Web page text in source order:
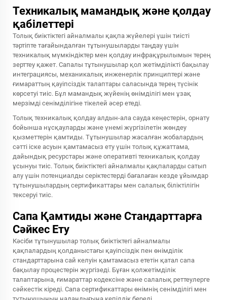
Техникалық мамандық және қолдау
қабілеттері
Толық биіктіктегі айналмалы қақпа жүйелері үшін тиісті
тәртіпте тағайындалған тұтынушыларды таңдау үшін
техникалық мүмкіндіктер мен қолдау инфрақұрылымын терең
зерттеу қажет. Сапалы тұтынушылар қол жетімділікті бақылау
интеграциясы, механикалық инженерлік принциптері және
ғимараттың қауіпсіздік талаптары саласында терең түсінік
көрсетуі тиіс. Бұл мамандық жүйенің өнімділігі мен ұзақ
мерзімді сенімділігіне тікелей әсер етеді.
Толық техникалық қолдау алдын-ала сауда кеңестерін, орнату
бойынша нұсқауларды және үнемі жүргізілетін жөндеу
қызметтерін қамтиды. Тұтынушылар жасалған жобалардың
сәтті іске асуын қамтамасыз ету үшін толық құжаттама,
дайындық ресурстары және оперативті техникалық қолдау
ұсынуы тиіс. Толық биіктіктегі айналмалы қақпаларды сатып
алу үшін потенциалды серіктестерді бағалаған кезде ұйымдар
тұтынушылардың сертификаттары мен салалық біліктілігін
тексеруі тиіс.
Сапа Қамтиды және Стандарттарға
Сәйкес Ету
Кәсіби тұтынушылар толық биіктіктегі айналмалы
қақпалардың қолданыстағы қауіпсіздік пен өнімділік
стандарттарына сай келуін қамтамасыз ететін қатал сапа
бақылау процестерін жүргізеді. Бұған қолжетімділік
талаптарына, ғимараттар кодексіне және салалық реттеулерге
сәйкестік кіреді. Сапа сертификаттары өнімнің сенімділігі мен